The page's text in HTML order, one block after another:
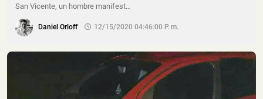
San Vicente, un hombre manifest…
Daniel Orloff 12/15/2020 04:46:00 P. M.